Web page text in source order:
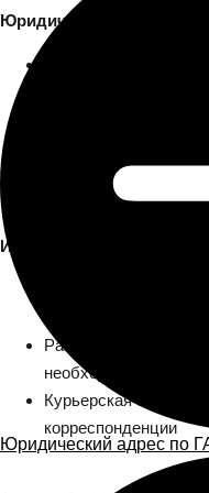
Юридическая
коммерческого
Собственник —
Гарантийное письмо
Инфраструктура:
Переговорные
Рабочие места в
необходимости
Курьерская служба и
корреспонденции
Юридический адрес по